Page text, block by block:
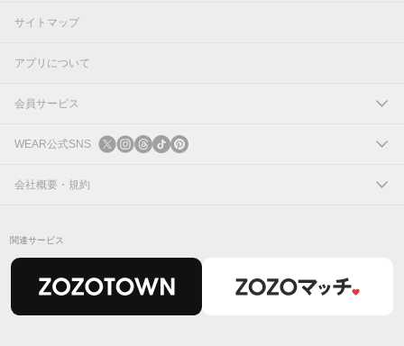
サイトマップ
アプリについて
会員サービス
ログイン
新規会員登録
WEAR公式SNS
X
会社概要・規約
関連サービス